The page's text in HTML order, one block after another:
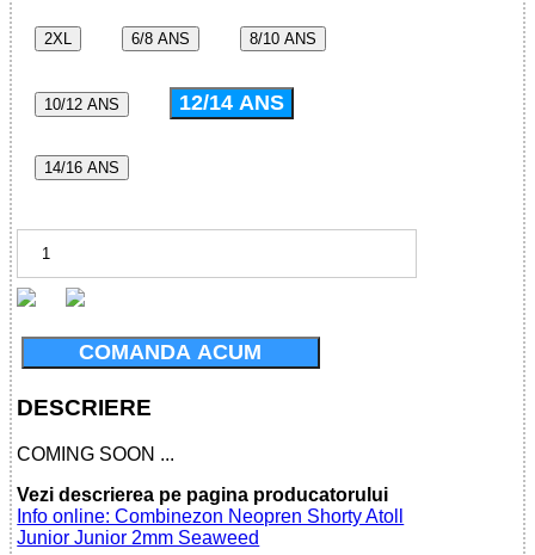
2XL 6/8 ANS 8/10 ANS
10/12 ANS 12/14 ANS
14/16 ANS
COMANDA ACUM
DESCRIERE
COMING SOON ...
Vezi descrierea pe pagina producatorului
Info online: Combinezon Neopren Shorty Atoll
Junior Junior 2mm Seaweed